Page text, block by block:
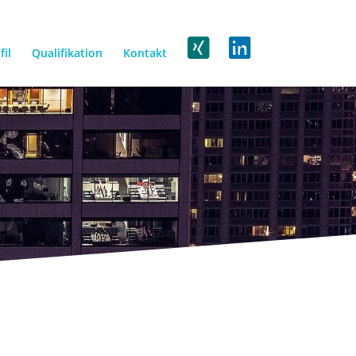
Qualifikation Kontakt